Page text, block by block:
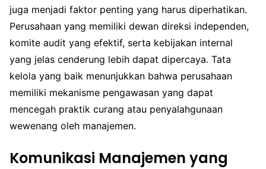
juga menjadi faktor penting yang harus diperhatikan.
Perusahaan yang memiliki dewan direksi independen,
komite audit yang efektif, serta kebijakan internal
yang jelas cenderung lebih dapat dipercaya. Tata
kelola yang baik menunjukkan bahwa perusahaan
memiliki mekanisme pengawasan yang dapat
mencegah praktik curang atau penyalahgunaan
wewenang oleh manajemen.
Komunikasi Manajemen yang